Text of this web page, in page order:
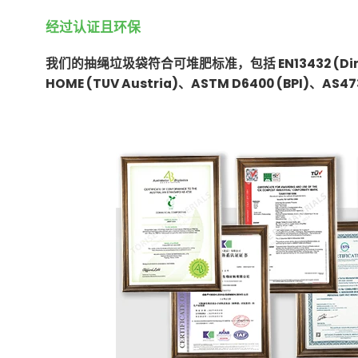
经过认证且环保
我们的抽绳垃圾袋符合可堆肥标准，包括
HOME (TUV Austria)、ASTM D6400 (BPI)、